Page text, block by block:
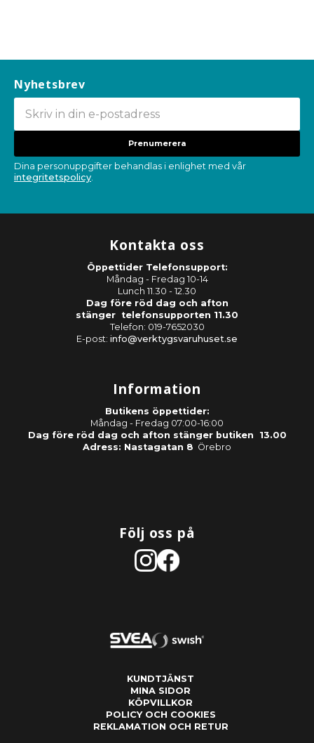
Nyhetsbrev
Prenumerera
Dina personuppgifter behandlas i enlighet med vår
integritetspolicy.
Kontakta oss
Öppettider Telefonsupport:
Måndag - Fredag 10-14
Lunch 11.30 - 12.30
Dag före röd dag och afton
stänger telefonsupporten 11.30
Telefon: 019-7652030
E-post: info@verktygsvaruhuset.se
Information
Butikens öppettider:
Måndag - Fredag 07:00-16:00
Dag före röd dag och afton stänger butiken 13.00
Adress: Nastagatan 8 Örebro
Följ oss på
KUNDTJÄNST
MINA SIDOR
KÖPVILLKOR
POLICY OCH COOKIES
REKLAMATION OCH RETUR